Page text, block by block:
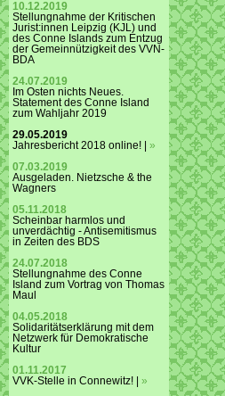
10.12.2019
Stellungnahme der Kritischen
Jurist:innen Leipzig (KJL) und
des Conne Islands zum Entzug
der Gemeinnützigkeit des VVN-
BDA
24.07.2019
Im Osten nichts Neues.
Statement des Conne Island
zum Wahljahr 2019
29.05.2019
Jahresbericht 2018 online! | »
07.03.2019
Ausgeladen. Nietzsche & the
Wagners
05.11.2018
Scheinbar harmlos und
unverdächtig - Antisemitismus
in Zeiten des BDS
24.07.2018
Stellungnahme des Conne
Island zum Vortrag von Thomas
Maul
04.05.2018
Solidaritätserklärung mit dem
Netzwerk für Demokratische
Kultur
01.11.2017
VVK-Stelle in Connewitz! | »